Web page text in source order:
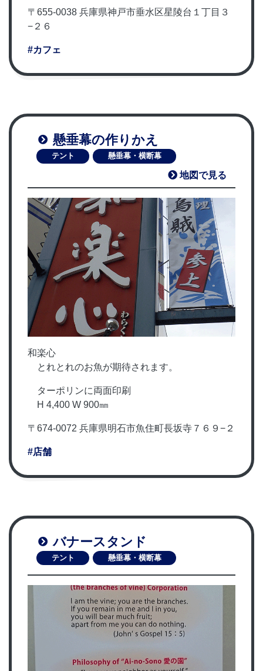
〒655-0038 兵庫県神戸市垂水区星陵台１丁目３
−２６
#カフェ
懸垂幕の作りかえ
テント 懸垂幕・横断幕
地図で見る
和楽心
とれとれのお魚が期待されます。
ターポリンに両面印刷
H 4,400 W 900㎜
〒674-0072 兵庫県明石市魚住町長坂寺７６９−２
#店舗
バナースタンド
テント 懸垂幕・横断幕